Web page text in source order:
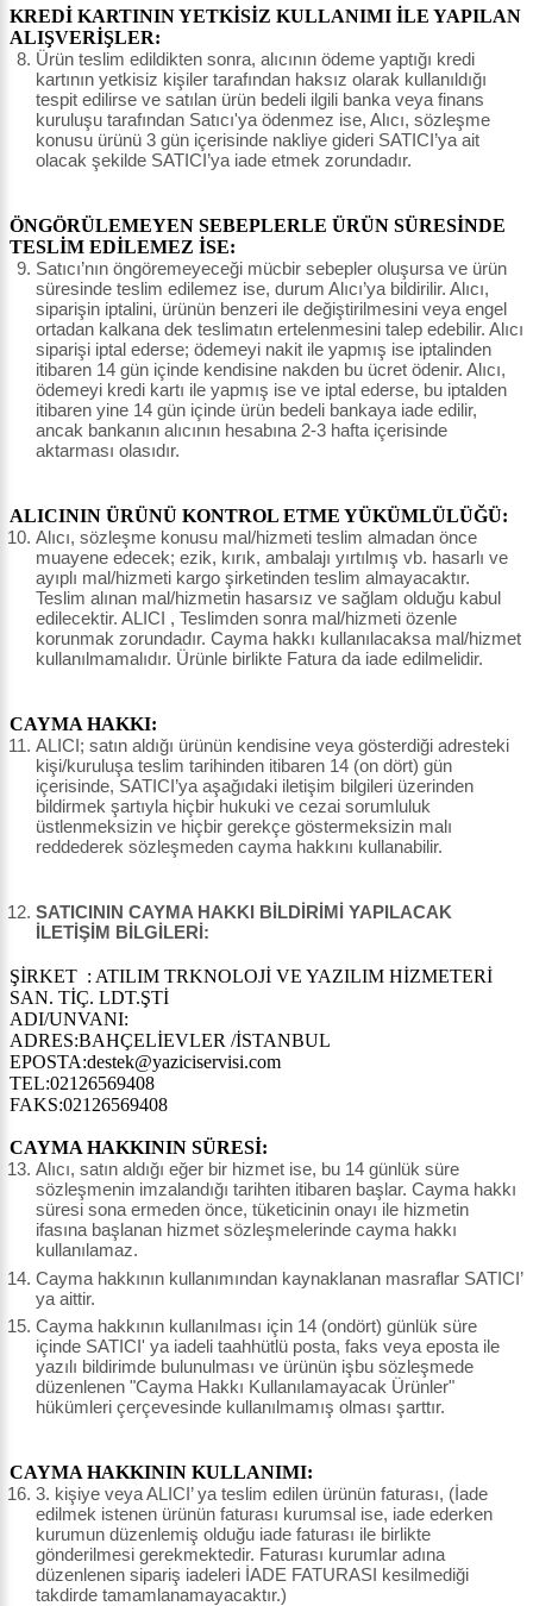
KREDİ KARTININ YETKİSİZ KULLANIMI İLE YAPILAN
ALIŞVERİŞLER:
Ürün teslim edildikten sonra, alıcının ödeme yaptığı kredi
kartının yetkisiz kişiler tarafından haksız olarak kullanıldığı
tespit edilirse ve satılan ürün bedeli ilgili banka veya finans
kuruluşu tarafından Satıcı'ya ödenmez ise, Alıcı, sözleşme
konusu ürünü 3 gün içerisinde nakliye gideri SATICI’ya ait
olacak şekilde SATICI’ya iade etmek zorundadır.
ÖNGÖRÜLEMEYEN SEBEPLERLE ÜRÜN SÜRESİNDE
TESLİM EDİLEMEZ İSE:
Satıcı’nın öngöremeyeceği mücbir sebepler oluşursa ve ürün
süresinde teslim edilemez ise, durum Alıcı’ya bildirilir. Alıcı,
siparişin iptalini, ürünün benzeri ile değiştirilmesini veya engel
ortadan kalkana dek teslimatın ertelenmesini talep edebilir. Alıcı
siparişi iptal ederse; ödemeyi nakit ile yapmış ise iptalinden
itibaren 14 gün içinde kendisine nakden bu ücret ödenir. Alıcı,
ödemeyi kredi kartı ile yapmış ise ve iptal ederse, bu iptalden
itibaren yine 14 gün içinde ürün bedeli bankaya iade edilir,
ancak bankanın alıcının hesabına 2-3 hafta içerisinde
aktarması olasıdır.
ALICININ ÜRÜNÜ KONTROL ETME YÜKÜMLÜLÜĞÜ:
Alıcı, sözleşme konusu mal/hizmeti teslim almadan önce
muayene edecek; ezik, kırık, ambalajı yırtılmış vb. hasarlı ve
ayıplı mal/hizmeti kargo şirketinden teslim almayacaktır.
Teslim alınan mal/hizmetin hasarsız ve sağlam olduğu kabul
edilecektir. ALICI , Teslimden sonra mal/hizmeti özenle
korunmak zorundadır. Cayma hakkı kullanılacaksa mal/hizmet
kullanılmamalıdır. Ürünle birlikte Fatura da iade edilmelidir.
CAYMA HAKKI:
ALICI; satın aldığı ürünün kendisine veya gösterdiği adresteki
kişi/kuruluşa teslim tarihinden itibaren 14 (on dört) gün
içerisinde, SATICI’ya aşağıdaki iletişim bilgileri üzerinden
bildirmek şartıyla hiçbir hukuki ve cezai sorumluluk
üstlenmeksizin ve hiçbir gerekçe göstermeksizin malı
reddederek sözleşmeden cayma hakkını kullanabilir.
SATICININ CAYMA HAKKI BİLDİRİMİ YAPILACAK
İLETİŞİM BİLGİLERİ:
ŞİRKET : ATILIM TRKNOLOJİ VE YAZILIM HİZMETERİ
SAN. TİÇ. LDT.ŞTİ
ADI/UNVANI:
ADRES:BAHÇELİEVLER /İSTANBUL
EPOSTA:destek@yaziciservisi.com
TEL:02126569408
FAKS:02126569408
CAYMA HAKKININ SÜRESİ:
Alıcı, satın aldığı eğer bir hizmet ise, bu 14 günlük süre
sözleşmenin imzalandığı tarihten itibaren başlar. Cayma hakkı
süresi sona ermeden önce, tüketicinin onayı ile hizmetin
ifasına başlanan hizmet sözleşmelerinde cayma hakkı
kullanılamaz.
Cayma hakkının kullanımından kaynaklanan masraflar SATICI’
ya aittir.
Cayma hakkının kullanılması için 14 (ondört) günlük süre
içinde SATICI' ya iadeli taahhütlü posta, faks veya eposta ile
yazılı bildirimde bulunulması ve ürünün işbu sözleşmede
düzenlenen "Cayma Hakkı Kullanılamayacak Ürünler"
hükümleri çerçevesinde kullanılmamış olması şarttır.
CAYMA HAKKININ KULLANIMI:
3. kişiye veya ALICI’ ya teslim edilen ürünün faturası, (İade
edilmek istenen ürünün faturası kurumsal ise, iade ederken
kurumun düzenlemiş olduğu iade faturası ile birlikte
gönderilmesi gerekmektedir. Faturası kurumlar adına
düzenlenen sipariş iadeleri İADE FATURASI kesilmediği
takdirde tamamlanamayacaktır.)